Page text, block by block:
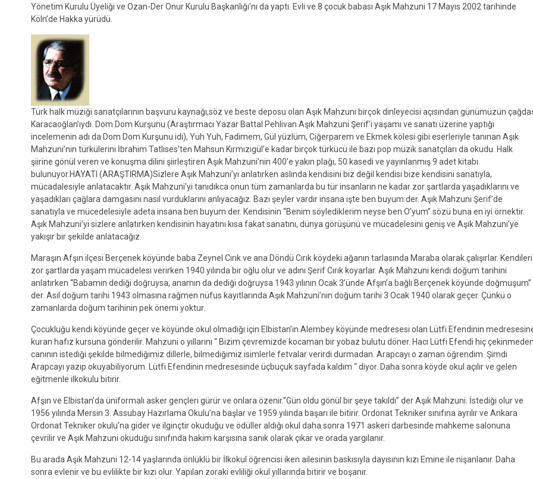
Yönetim Kurulu Üyeliği ve Ozan-Der Onur Kurulu Başkanlığı’nı da yaptı. Evli ve 8 çocuk babası Aşık Mahzuni 17 Mayıs 2002 tarihinde
Köln’de Hakka yürüdü.
Türk halk müziği sanatçılarının başvuru kaynağı,söz ve beste deposu olan Aşık Mahzuni birçok dinleyecisi açısından günümüzün
Karacaoğlan’ıydı. Dom Dom Kurşunu (Araştırmacı Yazar Battal Pehlivan Aşık Mahzuni Şerif’i yaşamı ve sanatı üzerine yaptığı
incelemenin adı da Dom Dom Kurşunu idi), Yuh Yuh, Fadimem, Gül yüzlüm, Ciğerparem ve Ekmek kölesi gibi eserleriyle tanınan Aşık
Mahzuni’nin türkülerini İbrahim Tatlıses’ten Mahsun Kırmızıgül’e kadar birçok türkücü ile bazı pop müzik sanatçıları da okudu. Halk
şiirine gönül veren ve konuşma dilini şiirleştiren Aşık Mahzuni’nin 400’e yakın plağı, 50 kasedi ve yayınlanmış 9 adet kitabı
bulunuyor.HAYATI (ARAŞTIRMA)Sizlere Aşık Mahzuni’yi anlatırken aslında kendisini biz değil kendisi bize kendisini sanatıyla,
mücadalesiyle anlatacaktır. Aşık Mahzuni’yi tanıdıkca onun tüm zamanlarda bu tür insanların ne kadar zor şartlarda yaşadıklarını ve
yaşadıkları çağlara damgasını nasıl vurduklarını anlıyacağız. Bazı şeyler vardır insana işte ben buyum der. Aşık Mahzuni Şerif’de
sanatıyla ve mücedelesiyle adeta insana ben buyum der. Kendisinin “Benim söylediklerim neyse ben O’yum” sözü buna en iyi örnektir.
Aşık Mahzuni’yi sizlere anlatırken kendisinin hayatını kısa fakat sanatını, dünya görüşünü ve mücadelesini geniş ve Aşık Mahzuni’ye
yakışır bir şekilde anlatacağız.
Maraşın Afşın ilçesi Berçenek köyünde baba Zeynel Cırık ve ana Döndü Cırık köydeki ağanın tarlasında Maraba olarak çalışırlar. Kendileri
zor şartlarda yaşam mücadelesi verirken 1940 yılında bir oğlu olur ve adını Şerif Cırık koyarlar. Aşık Mahzuni kendi doğum tarihini
anlatırken “Babamın dediği doğruysa, anamın da dediği doğruysa 1943 yılının Ocak 3’ünde Afşın’a bağlı Berçenek köyünde doğmuşum”
der. Asıl doğum tarihi 1943 olmasına rağmen nüfus kayıtlarında Aşık Mahzuni’nin doğum tarihi 3 Ocak 1940 olarak geçer. Çünkü o
zamanlarda doğum tarihinin pek önemi yoktur.
Çocukluğu kendi köyünde geçer ve köyünde okul olmadığı için Elbistan’ın Alembey köyünde medresesi olan Lütfi Efendinin
kuran hafız kursuna gönderilir. Mahzuni o yıllarını “ Bizim çevremizde kocaman bir yobaz bulutu döner. Hacı Lütfi Efendi hiç
canının istediği şekilde bilmediğimiz dillerle, bilmediğimiz isimlerle fetvalar verirdi durmadan. Arapcayı o zaman öğrendim. Şimdi
Arapcayı yazıp okuyabiliyorum. Lütfi Efendinin medresesinde üçbuçuk sayfada kaldım “ diyor. Daha sonra köyde okul açılır ve gelen
eğitmenle ilkokulu bitirir.
Afşın ve Elbistan’da üniformalı asker gençleri gürür ve onlara özenir.”Gün oldu gönül bir şeye takıldı” der Aşık Mahzuni. İstediği olur ve
1956 yılında Mersin 3. Assubay Hazırlama Okulu’na başlar ve 1959 yılında başarı ile bitirir. Ordonat Tekniker sınıfına ayrılır ve Ankara
Ordonat Tekniker okulu’na gider ve ilginçtir okuduğu ve ödüller aldığı okul daha sonra 1971 askeri darbesinde mahkeme salonuna
çevrilir ve Aşık Mahzuni okuduğu sınıfında hakim karşısına sanık olarak çıkar ve orada yargılanır.
Bu arada Aşık Mahzuni 12-14 yaşlarında önlüklü bir İlkokul öğrencisi iken ailesinin baskısıyla dayısının kızı Emine ile nişanlanır. Daha
sonra evlenir ve bu evlilikte bir kızı olur. Yapılan zoraki evliliği okul yıllarında bitirir ve boşanır.